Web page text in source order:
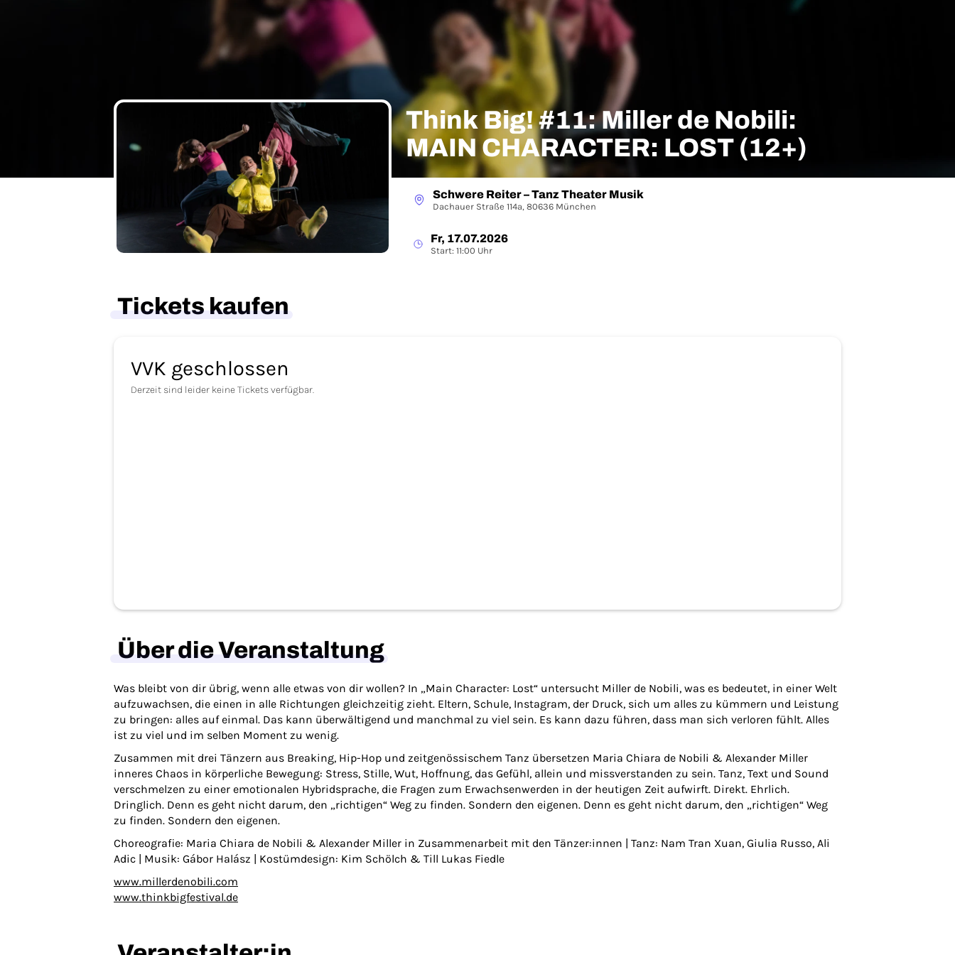
Think Big! #11: Miller de Nobili:
MAIN CHARACTER: LOST (12+)
Schwere Reiter – Tanz Theater Musik
Dachauer Straße 114a, 80636 München
Fr, 17.07.2026
Start: 11:00 Uhr
Tickets kaufen
VVK geschlossen
Derzeit sind leider keine Tickets verfügbar.
Über die Veranstaltung
Was bleibt von dir übrig, wenn alle etwas von dir wollen? In „Main Character: Lost“ untersucht Miller de Nobili, was es bedeutet, in einer Welt
aufzuwachsen, die einen in alle Richtungen gleichzeitig zieht. Eltern, Schule, Instagram, der Druck, sich um alles zu kümmern und Leistung
zu bringen: alles auf einmal. Das kann überwältigend und manchmal zu viel sein. Es kann dazu führen, dass man sich verloren fühlt. Alles
ist zu viel und im selben Moment zu wenig.
Zusammen mit drei Tänzern aus Breaking, Hip-Hop und zeitgenössischem Tanz übersetzen Maria Chiara de Nobili & Alexander Miller
inneres Chaos in körperliche Bewegung: Stress, Stille, Wut, Hoffnung, das Gefühl, allein und missverstanden zu sein. Tanz, Text und Sound
verschmelzen zu einer emotionalen Hybridsprache, die Fragen zum Erwachsenwerden in der heutigen Zeit aufwirft. Direkt. Ehrlich.
Dringlich. Denn es geht nicht darum, den „richtigen“ Weg zu finden. Sondern den eigenen. Denn es geht nicht darum, den „richtigen“ Weg
zu finden. Sondern den eigenen.
Choreografie: Maria Chiara de Nobili & Alexander Miller in Zusammenarbeit mit den Tänzer:innen | Tanz: Nam Tran Xuan, Giulia Russo, Ali
Adic | Musik: Gábor Halász | Kostümdesign: Kim Schölch & Till Lukas Fiedle
www.millerdenobili.com
www.thinkbigfestival.de